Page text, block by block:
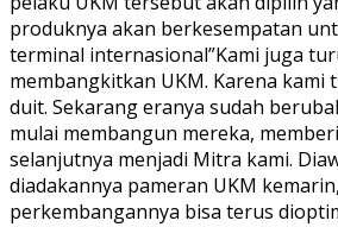
produknya akan berkesempatan
terminal internasional”Kami juga
membangkitkan UKM. Karena kami
duit. Sekarang eranya sudah
mulai membangun mereka,
selanjutnya menjadi Mitra kami.
diadakannya pameran UKM
perkembangannya bisa terus